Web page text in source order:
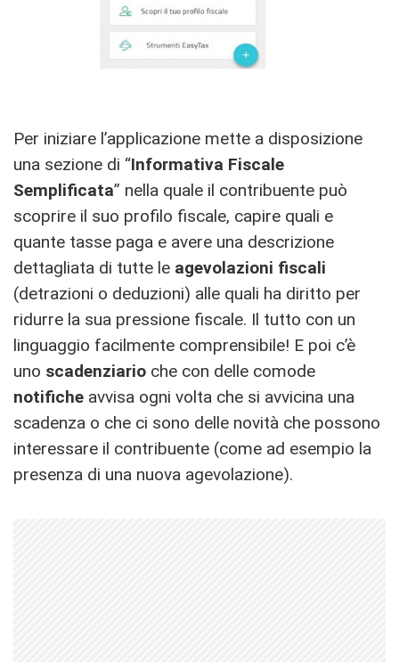
Per iniziare l’applicazione mette a disposizione
una sezione di “Informativa Fiscale
Semplificata” nella quale il contribuente può
scoprire il suo profilo fiscale, capire quali e
quante tasse paga e avere una descrizione
dettagliata di tutte le agevolazioni fiscali
(detrazioni o deduzioni) alle quali ha diritto per
ridurre la sua pressione fiscale. Il tutto con un
linguaggio facilmente comprensibile! E poi c’è
uno scadenziario che con delle comode
notifiche avvisa ogni volta che si avvicina una
scadenza o che ci sono delle novità che possono
interessare il contribuente (come ad esempio la
presenza di una nuova agevolazione).